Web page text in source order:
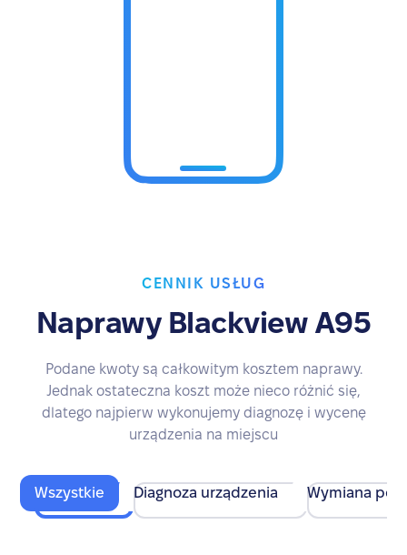
CENNIK USŁUG
Naprawy Blackview A95
Podane kwoty są całkowitym kosztem naprawy.
Jednak ostateczna koszt może nieco różnić się,
dlatego najpierw wykonujemy diagnozę i wycenę
urządzenia na miejscu
Wszystkie Diagnoza urządzenia Wymiana